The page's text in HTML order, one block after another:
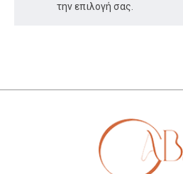
την επιλογή σας.